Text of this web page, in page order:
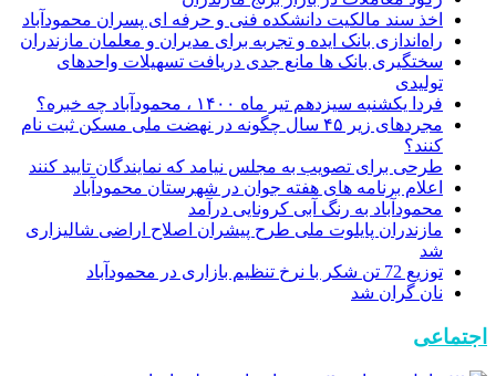
اخذ سند مالکیت دانشکده فنی و حرفه ای پسران محمودآباد
راه‌اندازی بانک ایده و تجربه برای مدیران و معلمان مازندران
سختگیری بانک ها مانع جدی دریافت تسهیلات واحدهای
تولیدی
فردا یکشنبه سیزدهم تیر ماه ۱۴۰۰ ، محمودآباد چه خبره؟
مجردهای زیر ۴۵ سال چگونه در نهضت ملی مسکن ثبت نام
کنند؟
طرحی برای تصویب به مجلس نیامد که نمایندگان تایید کنند
اعلام برنامه های هفته جوان در شهرستان محمودآباد
محمودآباد به رنگ آبی کرونایی درآمد
مازندران پایلوت ملی طرح پیشران اصلاح اراضی شالیزاری
شد
توزیع 72 تن شکر با نرخ تنظیم بازاری در محمودآباد
نان گران شد
اجتماعی